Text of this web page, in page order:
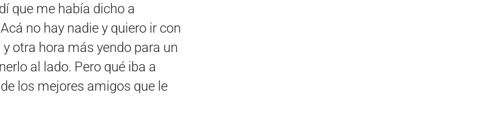
que me había dicho a
no hay nadie y quiero ir con
otra hora más yendo para un
al lado. Pero qué iba a
los mejores amigos que le